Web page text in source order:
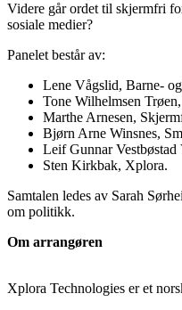
Videre går ordet til skjermfri
sosiale medier?
Panelet består av:
Lene Vågslid, Barne-
Tone Wilhelmsen
Marthe Arnesen,
Bjørn Arne Winsnes,
Leif Gunnar
Sten Kirkbak, Xplora.
Samtalen ledes av Sarah
om politikk.
Om arrangøren
Xplora Technologies er et